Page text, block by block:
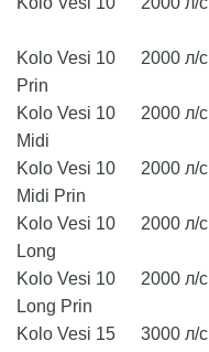
Kolo Vesi 10
Prin
2000 л/с
Kolo Vesi 10
Midi
2000 л/с
Kolo Vesi 10
Midi Prin
2000 л/с
Kolo Vesi 10
Long
2000 л/с
Kolo Vesi 10
Long Prin
2000 л/с
Kolo Vesi 15 3000 л/с